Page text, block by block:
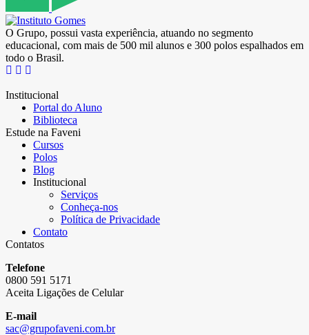
O Grupo, possui vasta experiência, atuando no segmento
educacional, com mais de 500 mil alunos e 300 polos espalhados em
todo o Brasil.
Institucional
Portal do Aluno
Biblioteca
Estude na Faveni
Cursos
Polos
Blog
Institucional
Serviços
Conheça-nos
Política de Privacidade
Contato
Contatos
Telefone
0800 591 5171
Aceita Ligações de Celular
E-mail
sac@grupofaveni.com.br